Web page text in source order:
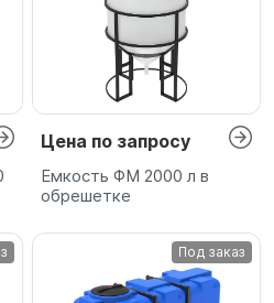
Цена по запросу
Емкость ФМ 2000 л в
обрешетке
Под заказ